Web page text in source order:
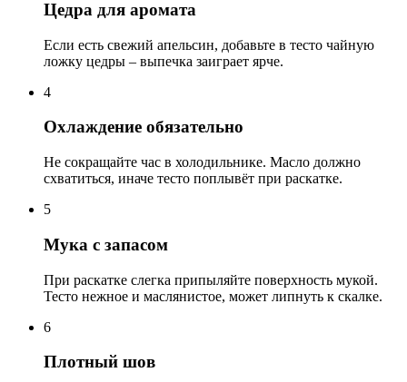
Цедра для аромата
Если есть свежий апельсин, добавьте в тесто чайную
ложку цедры – выпечка заиграет ярче.
4
Охлаждение обязательно
Не сокращайте час в холодильнике. Масло должно
схватиться, иначе тесто поплывёт при раскатке.
5
Мука с запасом
При раскатке слегка припыляйте поверхность мукой.
Тесто нежное и маслянистое, может липнуть к скалке.
6
Плотный шов